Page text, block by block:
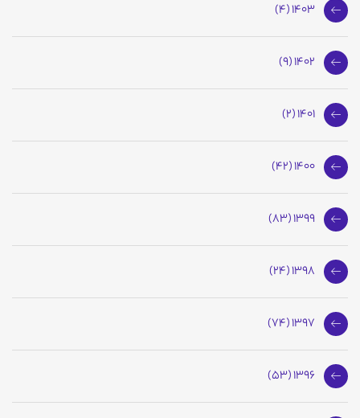
1403 (4)
1402 (9)
1401 (2)
1400 (42)
1399 (83)
1398 (24)
1397 (74)
1396 (53)